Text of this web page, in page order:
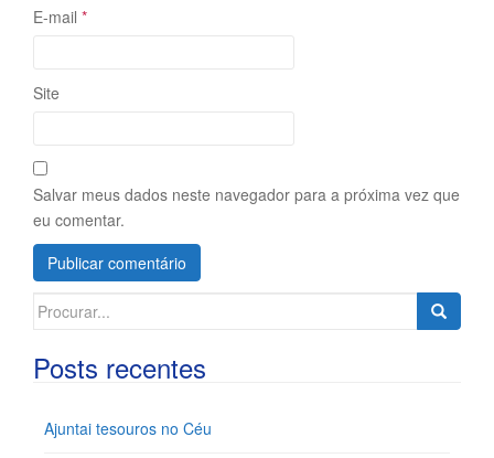
E-mail *
Site
Salvar meus dados neste navegador para a próxima vez que
eu comentar.
Search
Posts recentes
Ajuntai tesouros no Céu